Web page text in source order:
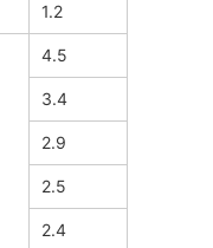
1.2
4.5
3.4
2.9
2.5
2.4